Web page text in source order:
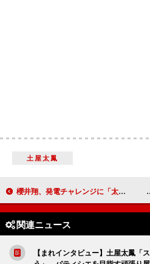
土屋太鳳
櫻井翔、発電チャレンジに「太ももがパンパン」 「ｉｎゼリー」の新ＣＭに登場
関連ニュース
【まれインタビュー】土屋太鳳「